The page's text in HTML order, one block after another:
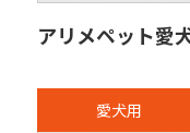
アリメペット愛
愛犬用